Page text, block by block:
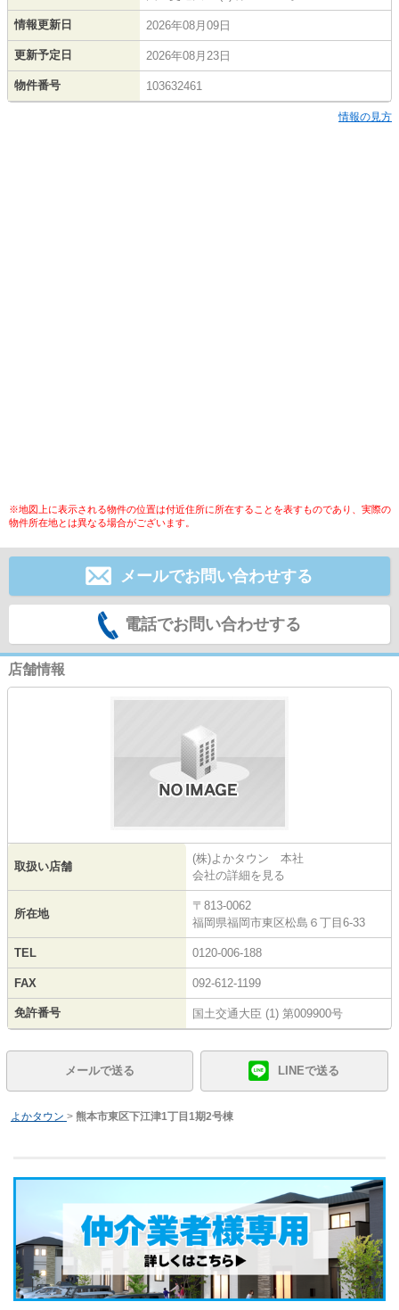
情報更新日 2026年08月09日
更新予定日 2026年08月23日
物件番号 103632461
情報の見方
※地図上に表示される物件の位置は付近住所に所在することを表すものであり、実際の
物件所在地とは異なる場合がございます。
メールでお問い合わせする
電話でお問い合わせする
店舗情報
取扱い店舗
(株)よかタウン 本社
会社の詳細を見る
所在地
〒813-0062
福岡県福岡市東区松島６丁目6-33
TEL 0120-006-188
FAX 092-612-1199
免許番号 国土交通大臣 (1) 第009900号
メールで送る LINEで送る
よかタウン > 熊本市東区下江津1丁目1期2号棟